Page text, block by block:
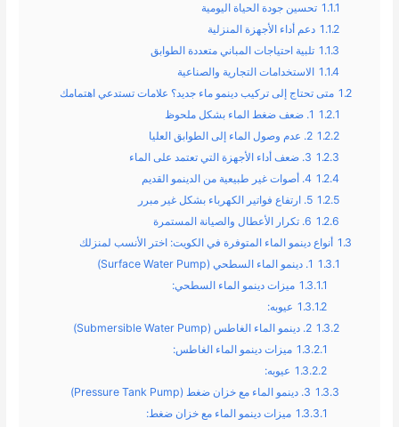
1.1.1 تحسين جودة الحياة اليومية
1.1.2 دعم أداء الأجهزة المنزلية
1.1.3 تلبية احتياجات المباني متعددة الطوابق
1.1.4 الاستخدامات التجارية والصناعية
1.2 متى تحتاج إلى تركيب دينمو ماء جديد؟ علامات تستدعي اهتمامك
1.2.1 1. ضعف ضغط الماء بشكل ملحوظ
1.2.2 2. عدم وصول الماء إلى الطوابق العليا
1.2.3 3. ضعف أداء الأجهزة التي تعتمد على الماء
1.2.4 4. أصوات غير طبيعية من الدينمو القديم
1.2.5 5. ارتفاع فواتير الكهرباء بشكل غير مبرر
1.2.6 6. تكرار الأعطال والصيانة المستمرة
1.3 أنواع دينمو الماء المتوفرة في الكويت: اختر الأنسب لمنزلك
1.3.1 1. دينمو الماء السطحي (Surface Water Pump)
1.3.1.1 ميزات دينمو الماء السطحي:
1.3.1.2 عيوبه:
1.3.2 2. دينمو الماء الغاطس (Submersible Water Pump)
1.3.2.1 ميزات دينمو الماء الغاطس:
1.3.2.2 عيوبه:
1.3.3 3. دينمو الماء مع خزان ضغط (Pressure Tank Pump)
1.3.3.1 ميزات دينمو الماء مع خزان ضغط: